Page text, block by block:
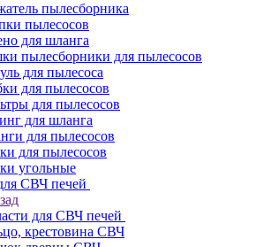
пылесборника
пылесосов
для шланга
пылесборники для пылесосов
для пылесоса
для пылесосов
для пылесосов
для шланга
для пылесосов
для пылесосов
угольные
СВЧ печей
для СВЧ печей
крестовина СВЧ